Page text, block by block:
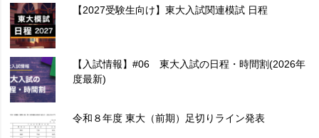
【2027受験生向け】東大入試関連模試 日程
【入試情報】#06 東大入試の日程・時間割(2026年
度最新)
令和８年度 東大（前期）足切りライン発表